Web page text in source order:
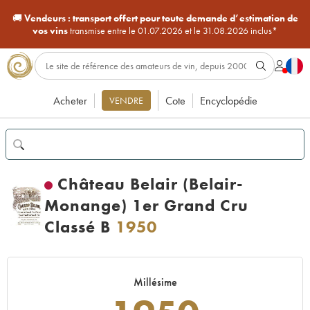
🚚Vendeurs : transport offert pour toute demande d’estimation de
vos vinstransmise entre le 01.07.2026 et le 31.08.2026 inclus*
Acheter VENDRE Cote Encyclopédie
Château Belair (Belair-
Monange) 1er Grand Cru
Classé B 1950
Millésime